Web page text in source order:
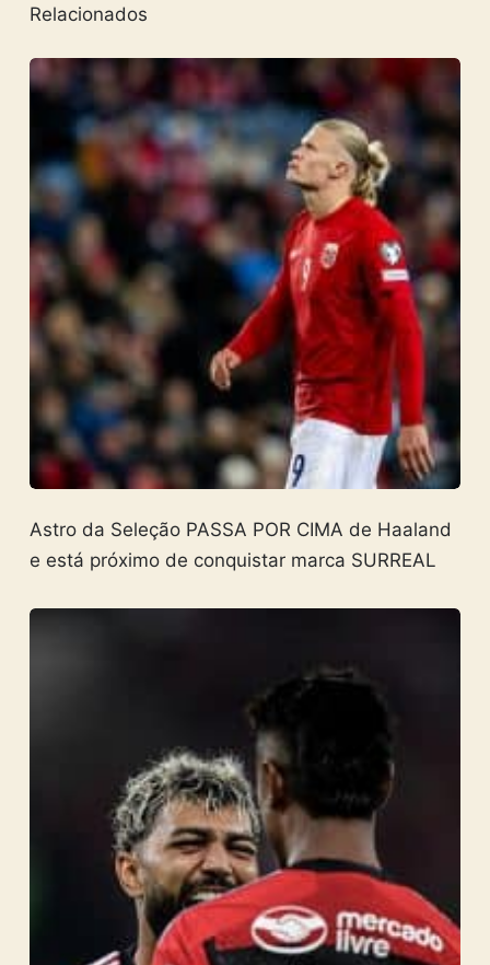
Relacionados
Astro da Seleção PASSA POR CIMA de Haaland
e está próximo de conquistar marca SURREAL